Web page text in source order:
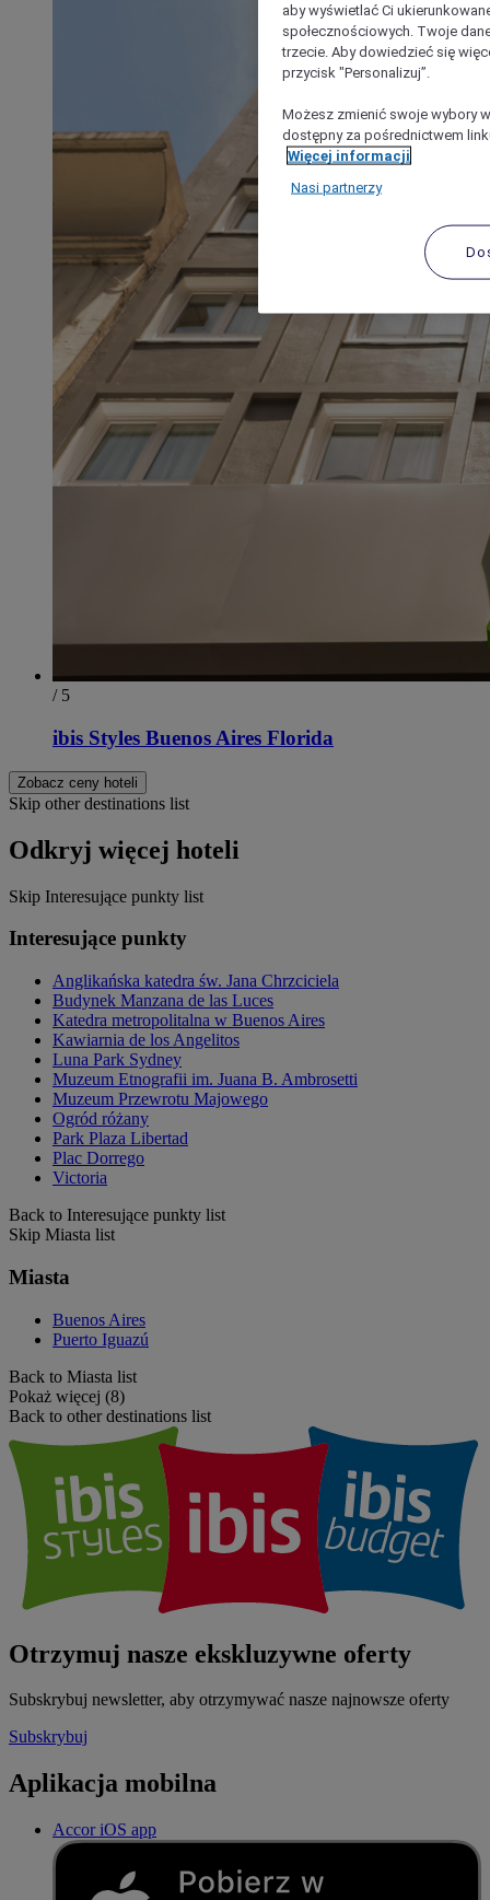
/ 5
ibis Styles Buenos Aires Florida
Zobacz ceny hoteli
Skip other destinations list
Odkryj więcej hoteli
Skip Interesujące punkty list
Interesujące punkty
Anglikańska katedra św. Jana Chrzciciela
Budynek Manzana de las Luces
Katedra metropolitalna w Buenos Aires
Kawiarnia de los Angelitos
Luna Park Sydney
Muzeum Etnografii im. Juana B. Ambrosetti
Muzeum Przewrotu Majowego
Ogród różany
Park Plaza Libertad
Plac Dorrego
Victoria
Back to Interesujące punkty list
Skip Miasta list
Miasta
Buenos Aires
Puerto Iguazú
Back to Miasta list
Pokaż więcej (8)
Back to other destinations list
Otrzymuj nasze ekskluzywne oferty
Subskrybuj newsletter, aby otrzymywać nasze najnowsze oferty
Subskrybuj
Aplikacja mobilna
Accor iOS app
aby wyświetlać Ci
społecznościowych. Twoje
trzecie. Aby dowiedzieć się
przycisk "Personalizuj”.
Możesz zmienić swoje wybory
dostępny za pośrednictwem
Więcej informacji
Nasi partnerzy